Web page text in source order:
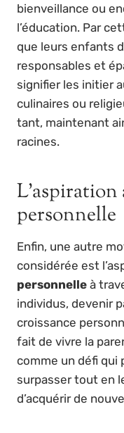
bienveillance ou
l’éducation. Par
que leurs enfants
responsables et
signifier les initier
culinaires ou
tant, maintenant
racines.
personnelle
Enfin, une autre
considérée est
personnelle à
individus, devenir
croissance
fait de vivre la
comme un défi qui
surpasser tout en
d’acquérir de